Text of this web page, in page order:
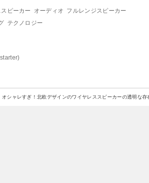
ピーカー オーディオ フルレンジスピーカー
テクノロジー
オシャレすぎ！北欧デザインのワイヤレススピーカーの透明な存